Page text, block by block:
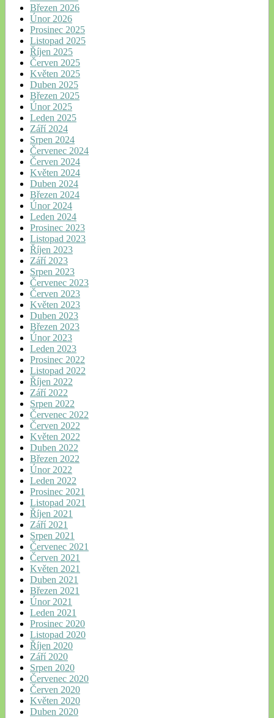
Březen 2026
Únor 2026
Prosinec 2025
Listopad 2025
Říjen 2025
Červen 2025
Květen 2025
Duben 2025
Březen 2025
Únor 2025
Leden 2025
Září 2024
Srpen 2024
Červenec 2024
Červen 2024
Květen 2024
Duben 2024
Březen 2024
Únor 2024
Leden 2024
Prosinec 2023
Listopad 2023
Říjen 2023
Září 2023
Srpen 2023
Červenec 2023
Červen 2023
Květen 2023
Duben 2023
Březen 2023
Únor 2023
Leden 2023
Prosinec 2022
Listopad 2022
Říjen 2022
Září 2022
Srpen 2022
Červenec 2022
Červen 2022
Květen 2022
Duben 2022
Březen 2022
Únor 2022
Leden 2022
Prosinec 2021
Listopad 2021
Říjen 2021
Září 2021
Srpen 2021
Červenec 2021
Červen 2021
Květen 2021
Duben 2021
Březen 2021
Únor 2021
Leden 2021
Prosinec 2020
Listopad 2020
Říjen 2020
Září 2020
Srpen 2020
Červenec 2020
Červen 2020
Květen 2020
Duben 2020